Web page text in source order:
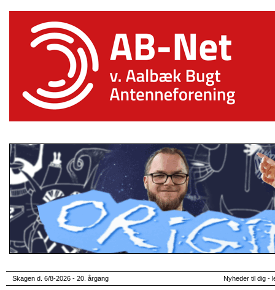
Skagen d. 6/8-2026 - 20. årgang Nyheder til dig -